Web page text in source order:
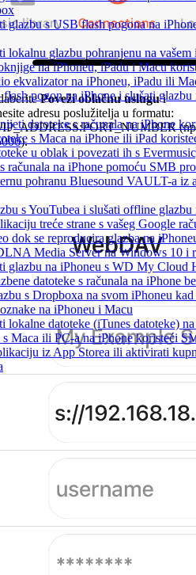
glazbu s USB flash pogona na
lokalnu glazbu pohranjenu na
na iPhoneu, iPadu i Macu
ekvalizator na iPhoneu, iPadu ili
pogon na iPhone i slušati
datoteke s računala na iPhone
s Maca na iPhone ili iPad
u oblak i povezati ih s
računala na iPhone pomoću SMB
pohranu Bluesound VAULT-a iz
s YouTubea i slušati offline glazbu
treće strane s vašeg Google
dok se reproducira glazba na
Media Server na Windows 10 i
glazbu na iPhoneu s WD My Cloud
datoteke s računala na iPhone
s Dropboxa na svom iPhoneu
na iPhoneu i Macu
lokalne datoteke (iTunes datoteke)
s Maca ili PC-a na iPhone koristeći
iz App Storea ili aktivirati
Poveži oblačnu uslugui
adresu poslužitelja u formatu:
).